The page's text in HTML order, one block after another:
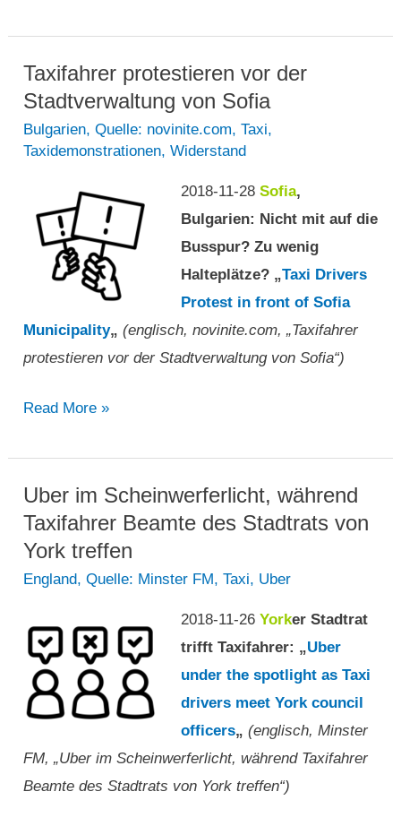
New
York
–
Ungerechtigkeit
zwischen
und
App-
Simulanten
herausgestellt
Taxifahrer protestieren vor der
Stadtverwaltung von Sofia
Bulgarien,Quelle: novinite.com,Taxi,
Taxidemonstrationen,Widerstand
2018-11-28 Sofia,
Bulgarien: Nicht mit auf die
Busspur? Zu wenig
Halteplätze? „Taxi Drivers
Protest in front of Sofia
Municipality„ (englisch, novinite.com, „Taxifahrer
protestieren vor der Stadtverwaltung von Sofia“)
Taxifahrer
vor
der
Stadtverwaltung
von
Sofia
Read More »
Uber im Scheinwerferlicht, während
Taxifahrer Beamte des Stadtrats von
York treffen
England,Quelle: Minster FM,Taxi, Uber
2018-11-26 Yorker Stadtrat
trifft Taxifahrer: „Uber
under the spotlight as Taxi
drivers meet York council
officers„ (englisch, Minster
FM, „Uber im Scheinwerferlicht, während Taxifahrer
Beamte des Stadtrats von York treffen“)